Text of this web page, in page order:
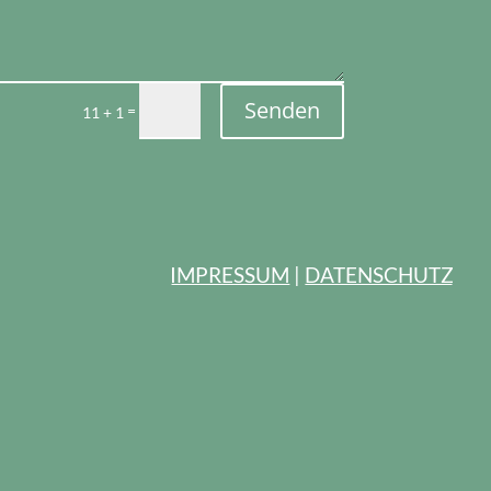
11 + 1 = Senden
IMPRESSUM | DATENSCHUTZ